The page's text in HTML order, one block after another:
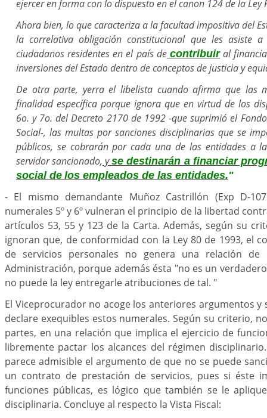
ejercer en forma con lo dispuesto en el canon 124 de la Ley
Ahora bien, lo que caracteriza a la facultad impositiva del
la correlativa obligación constitucional que les asiste
ciudadanos residentes en el país de contribuiral
inversiones del Estado dentro de conceptos de justicia y
De otra parte, yerra el libelista cuando afirma que las
finalidad específica porque ignora que en virtud de los
6o. y 7o. del Decreto 2170 de 1992 -que suprimió el
Social-, las multas por sanciones disciplinarias que se
públicos, se cobrarán por cada una de las entidades a
servidor sancionado, yse destinarán a financiar
social de los empleados de las entidades."
- El mismo demandante Muñoz Castrillón (Exp D-
numerales 5º y 6º vulneran el principio de la libertad
artículos 53, 55 y 123 de la Carta. Además, según su
ignoran que, de conformidad con la Ley 80 de 1993, el
de servicios personales no genera una relación de
Administración, porque además ésta "no es un
no puede la ley entregarle atribuciones de tal. "
El Viceprocurador no acoge los anteriores argumentos y
declare exequibles estos numerales. Según su criterio,
partes, en una relación que implica el ejercicio de
libremente pactar los alcances del régimen
parece admisible el argumento de que no se puede
un contrato de prestación de servicios, pues si éste
funciones públicas, es lógico que también se le
disciplinaria. Concluye al respecto la Vista Fiscal: